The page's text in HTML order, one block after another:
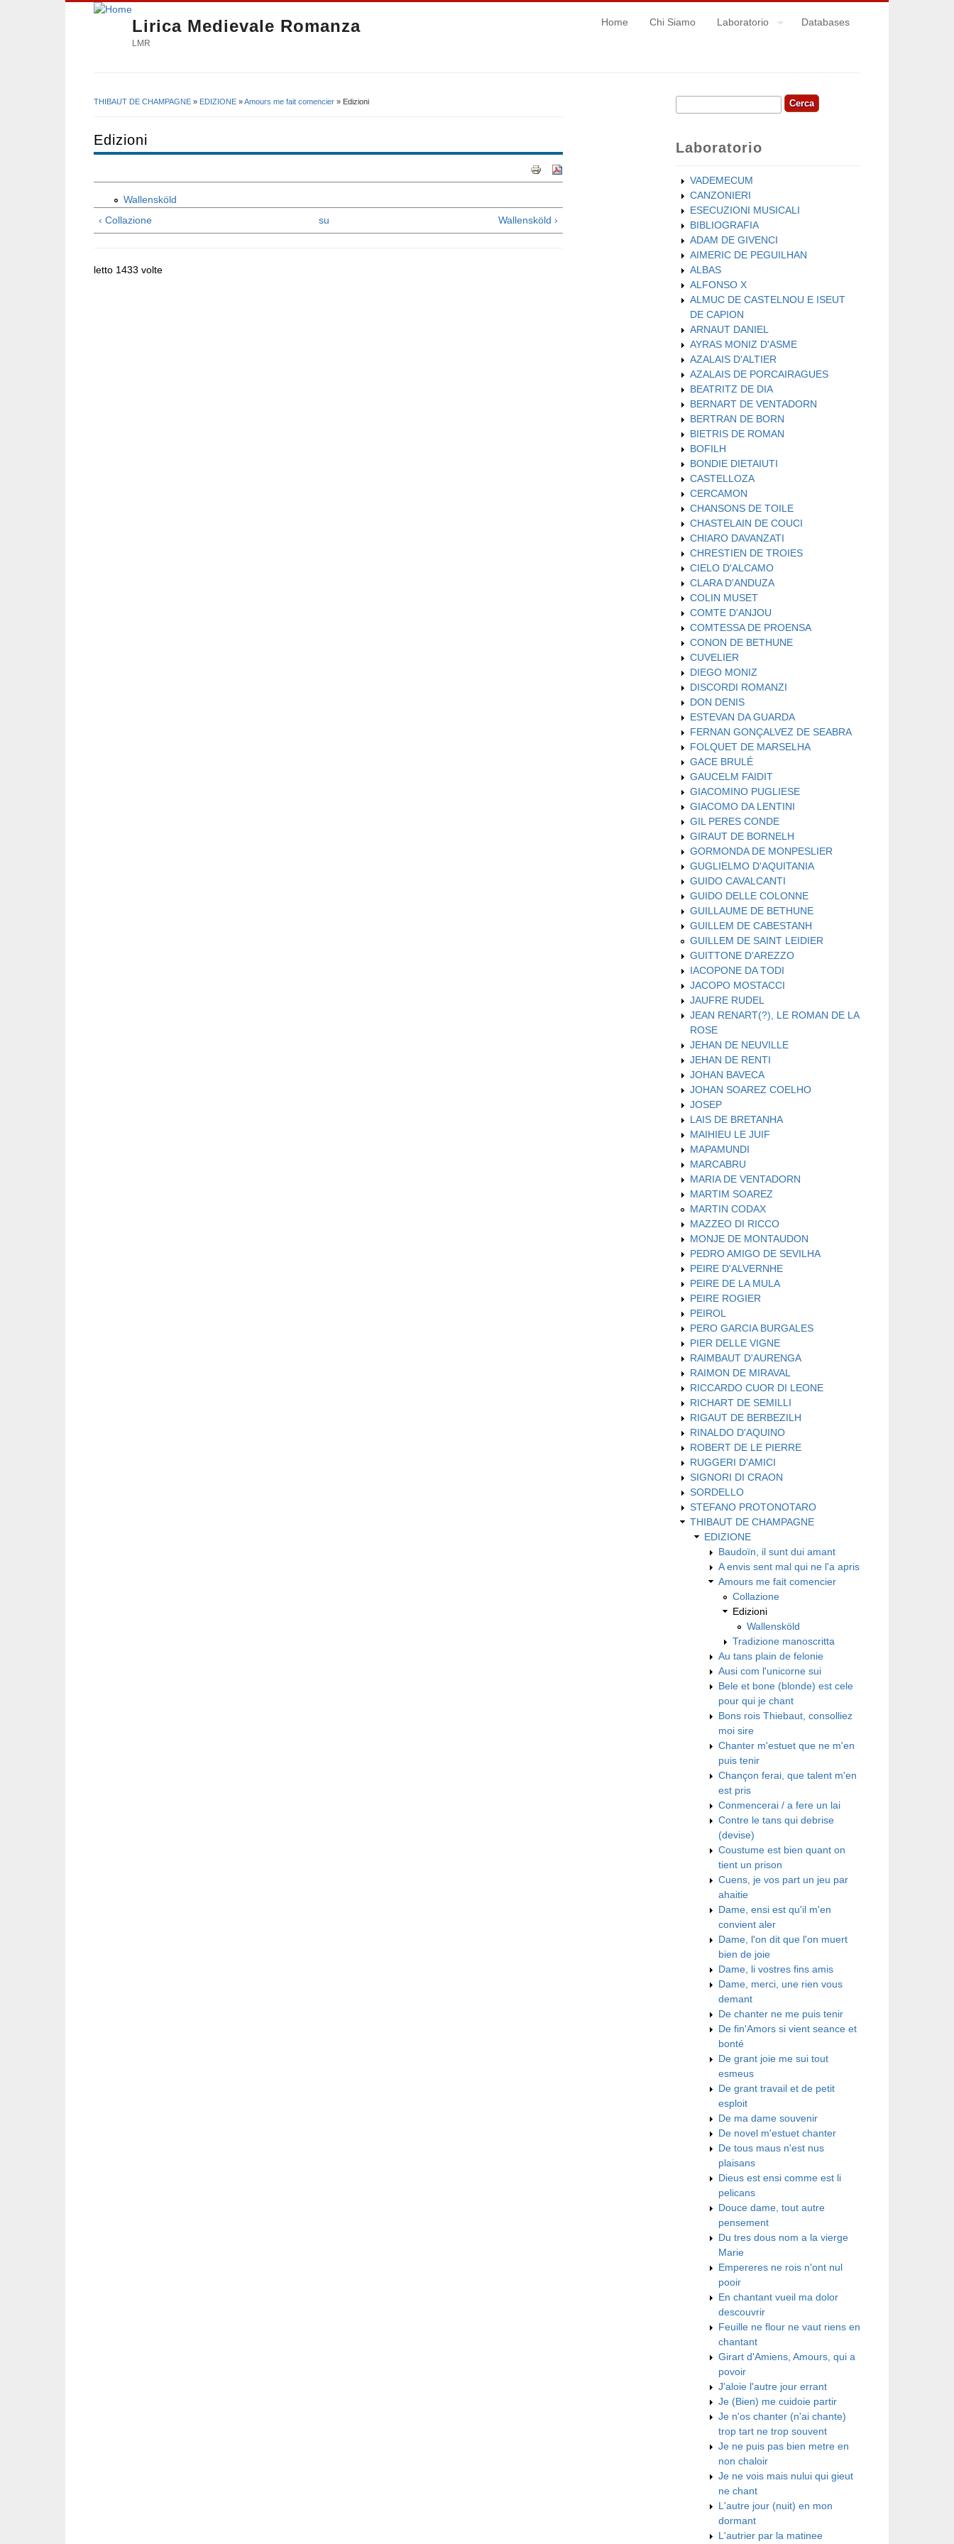
Lirica Medievale Romanza
LMR
Home Chi Siamo Laboratorio Databases
THIBAUT DE CHAMPAGNE » EDIZIONE »Amours me fait comencier » Edizioni
Edizioni
Wallensköld
‹ Collazione
su Wallensköld ›
letto 1433 volte
Form di ricerca
Cerca
Laboratorio
VADEMECUM
CANZONIERI
ESECUZIONI MUSICALI
BIBLIOGRAFIA
ADAM DE GIVENCI
AIMERIC DE PEGUILHAN
ALBAS
ALFONSO X
ALMUC DE CASTELNOU E ISEUT
DE CAPION
ARNAUT DANIEL
AYRAS MONIZ D'ASME
AZALAIS D'ALTIER
AZALAIS DE PORCAIRAGUES
BEATRITZ DE DIA
BERNART DE VENTADORN
BERTRAN DE BORN
BIETRIS DE ROMAN
BOFILH
BONDIE DIETAIUTI
CASTELLOZA
CERCAMON
CHANSONS DE TOILE
CHASTELAIN DE COUCI
CHIARO DAVANZATI
CHRESTIEN DE TROIES
CIELO D'ALCAMO
CLARA D'ANDUZA
COLIN MUSET
COMTE D'ANJOU
COMTESSA DE PROENSA
CONON DE BETHUNE
CUVELIER
DIEGO MONIZ
DISCORDI ROMANZI
DON DENIS
ESTEVAN DA GUARDA
FERNAN GONÇALVEZ DE SEABRA
FOLQUET DE MARSELHA
GACE BRULÉ
GAUCELM FAIDIT
GIACOMINO PUGLIESE
GIACOMO DA LENTINI
GIL PERES CONDE
GIRAUT DE BORNELH
GORMONDA DE MONPESLIER
GUGLIELMO D'AQUITANIA
GUIDO CAVALCANTI
GUIDO DELLE COLONNE
GUILLAUME DE BETHUNE
GUILLEM DE CABESTANH
GUILLEM DE SAINT LEIDIER
GUITTONE D'AREZZO
IACOPONE DA TODI
JACOPO MOSTACCI
JAUFRE RUDEL
JEAN RENART(?), LE ROMAN DE LA
ROSE
JEHAN DE NEUVILLE
JEHAN DE RENTI
JOHAN BAVECA
JOHAN SOAREZ COELHO
JOSEP
LAIS DE BRETANHA
MAIHIEU LE JUIF
MAPAMUNDI
MARCABRU
MARIA DE VENTADORN
MARTIM SOAREZ
MARTIN CODAX
MAZZEO DI RICCO
MONJE DE MONTAUDON
PEDRO AMIGO DE SEVILHA
PEIRE D'ALVERNHE
PEIRE DE LA MULA
PEIRE ROGIER
PEIROL
PERO GARCIA BURGALES
PIER DELLE VIGNE
RAIMBAUT D'AURENGA
RAIMON DE MIRAVAL
RICCARDO CUOR DI LEONE
RICHART DE SEMILLI
RIGAUT DE BERBEZILH
RINALDO D'AQUINO
ROBERT DE LE PIERRE
RUGGERI D'AMICI
SIGNORI DI CRAON
SORDELLO
STEFANO PROTONOTARO
THIBAUT DE CHAMPAGNE
EDIZIONE
Baudoïn, il sunt dui amant
A envis sent mal qui ne l'a apris
Amours me fait comencier
Collazione
Edizioni
Wallensköld
Tradizione manoscritta
Au tans plain de felonie
Ausi com l'unicorne sui
Bele et bone (blonde) est cele
pour qui je chant
Bons rois Thiebaut, consolliez
moi sire
Chanter m'estuet que ne m'en
puis tenir
Chançon ferai, que talent m'en
est pris
Conmencerai / a fere un lai
Contre le tans qui debrise
(devise)
Coustume est bien quant on
tient un prison
Cuens, je vos part un jeu par
ahaitie
Dame, ensi est qu'il m'en
convient aler
Dame, l'on dit que l'on muert
bien de joie
Dame, li vostres fins amis
Dame, merci, une rien vous
demant
De chanter ne me puis tenir
De fin'Amors si vient seance et
bonté
De grant joie me sui tout
esmeus
De grant travail et de petit
esploit
De ma dame souvenir
De novel m'estuet chanter
De tous maus n'est nus
plaisans
Dieus est ensi comme est li
pelicans
Douce dame, tout autre
pensement
Du tres dous nom a la vierge
Marie
Empereres ne rois n'ont nul
pooir
En chantant vueil ma dolor
descouvrir
Feuille ne flour ne vaut riens en
chantant
Girart d'Amiens, Amours, qui a
povoir
J'aloie l'autre jour errant
Je (Bien) me cuidoie partir
Je n'os chanter (n'ai chante)
trop tart ne trop souvent
Je ne puis pas bien metre en
non chaloir
Je ne vois mais nului qui gieut
ne chant
L'autre jour (nuit) en mon
dormant
L'autrier par la matinee